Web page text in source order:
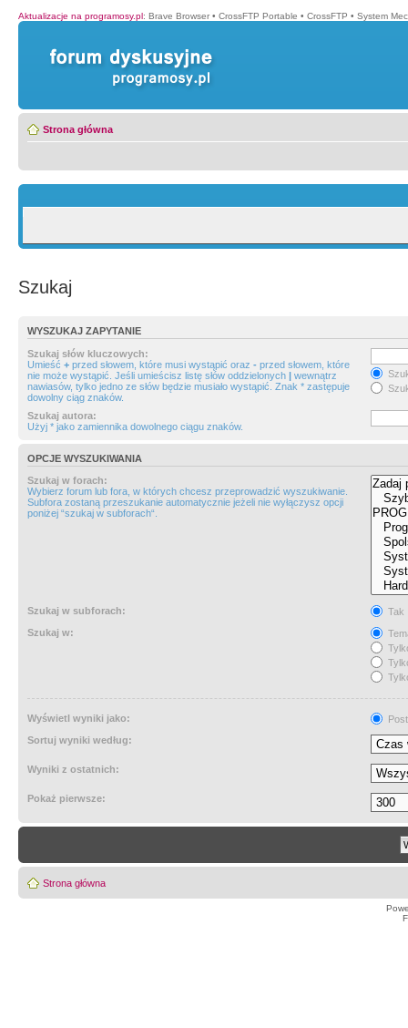
Aktualizacje na programosy.pl: Brave Browser • CrossFTP Portable • CrossFTP • System
Strona główna
Szukaj
WYSZUKAJ ZAPYTANIE
Szukaj słów kluczowych:
Umieść + przed słowem, które musi wystąpić oraz - przed słowem, które
nie może wystąpić. Jeśli umieścisz listę słów oddzielonych | wewnątrz
nawiasów, tylko jedno ze słów będzie musiało wystąpić. Znak * zastępuje
dowolny ciąg znaków.
Szukaj autora:
Użyj * jako zamiennika dowolnego ciągu znaków.
OPCJE WYSZUKIWANIA
Szukaj w forach:
Wybierz forum lub fora, w których chcesz przeprowadzić wyszukiwanie.
Subfora zostaną przeszukanie automatycznie jeżeli nie wyłączysz opcji
poniżej “szukaj w subforach“.
Szukaj w subforach:
Tak
Szukaj w:
Wyświetl wyniki jako:
Sortuj wyniki według:
Wyniki z ostatnich:
Pokaż pierwsze:
Strona główna